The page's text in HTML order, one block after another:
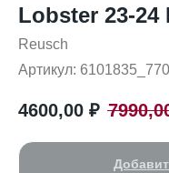
Lobster 23-24
Reusch
Артикул:
4600,00 ₽